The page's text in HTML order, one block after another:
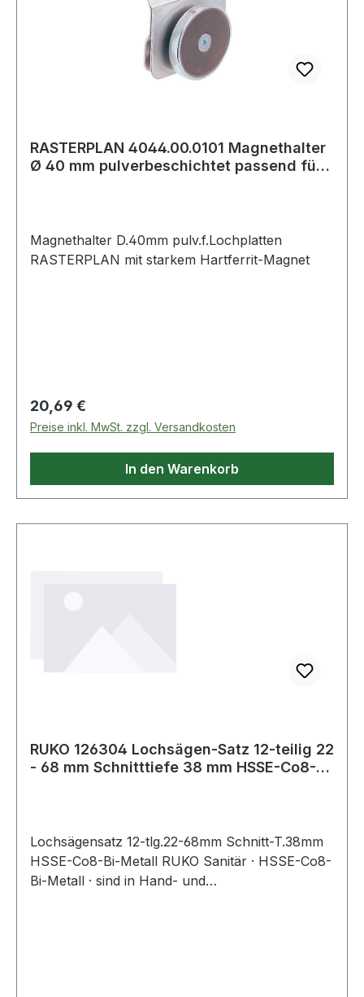
RASTERPLAN 4044.00.0101 Magnethalter
Ø 40 mm pulverbeschichtet passend für
Magnethalter D.40mm pulv.f.Lochplatten
RASTERPLAN mit starkem Hartferrit-Magnet
Regulärer Preis:
20,69 €
Preise inkl. MwSt. zzgl. Versandkosten
In den Warenkorb
RUKO 126304 Lochsägen-Satz 12-teilig 22
- 68 mm Schnitttiefe 38 mm HSSE-Co8-
Lochsägensatz 12-tlg.22-68mm Schnitt-T.38mm
HSSE-Co8-Bi-Metall RUKO Sanitär · HSSE-Co8-
Bi-Metall · sind in Hand- und